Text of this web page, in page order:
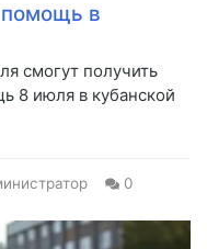
помощь в
смогут получить
8 июля в кубанской
0